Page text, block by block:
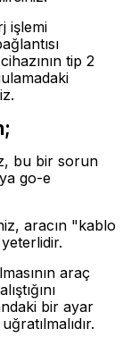
işlemi
tip 2
bu bir sorun
go-e
aracın "kablo
araç
bir ayar